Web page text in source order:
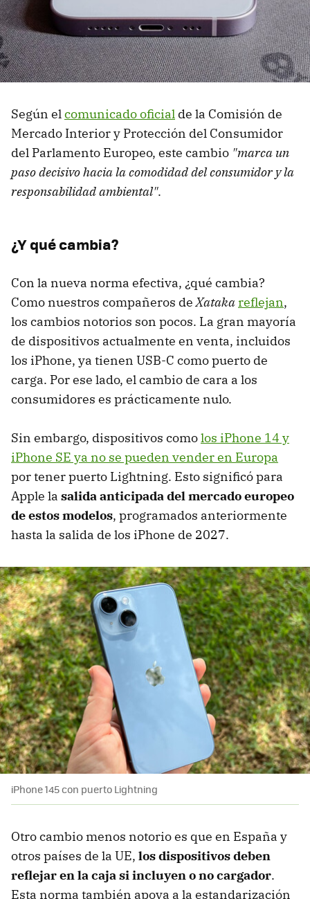
Según elcomunicado oficial de la Comisión de
Mercado Interior y Protección del Consumidor
del Parlamento Europeo, este cambio "marca un
paso decisivo hacia la comodidad del consumidor y la
responsabilidad ambiental".
¿Y qué cambia?
Con la nueva norma efectiva, ¿qué cambia?
Como nuestros compañeros deXatakareflejan,
los cambios notorios son pocos. La gran mayoría
de dispositivos actualmente en venta, incluidos
los iPhone, ya tienen USB-C como puerto de
carga. Por ese lado, el cambio de cara a los
consumidores es prácticamente nulo.
Sin embargo, dispositivos comolos iPhone 14 y
iPhone SE ya no se pueden vender en Europa
por tener puerto Lightning. Esto significó para
Apple la salida anticipada del mercado europeo
de estos modelos, programados anteriormente
hasta la salida de los iPhone de 2027.
iPhone 145 con puerto Lightning
Otro cambio menos notorio es que en España y
otros países de la UE, los dispositivos deben
reflejar en la caja si incluyen o no cargador.
Esta norma también apoya a la estandarización